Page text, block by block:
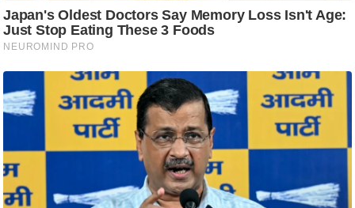
र्य
ट
न
स्थ
ल
फि
ने
स
मं